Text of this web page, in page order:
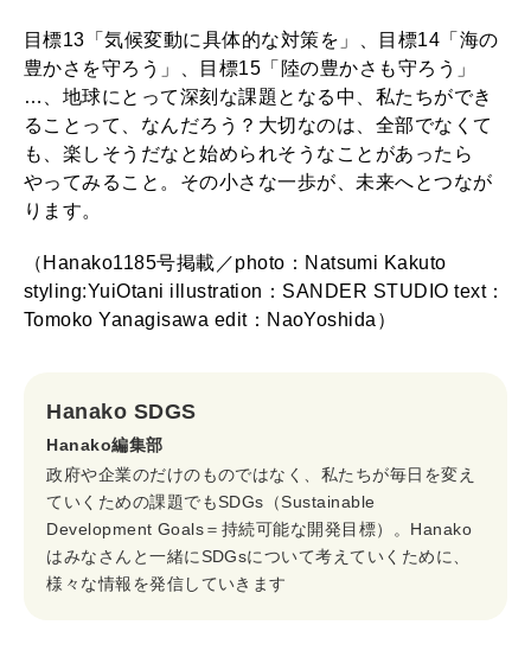
目標13「気候変動に具体的な対策を」、目標14「海の
豊かさを守ろう」、目標15「陸の豊かさも守ろう」
…、地球にとって深刻な課題となる中、私たちができ
ることって、なんだろう？大切なのは、全部でなくて
も、楽しそうだなと始められそうなことがあったら
やってみること。その小さな一歩が、未来へとつなが
ります。
（Hanako1185号掲載／photo：Natsumi Kakuto
styling:YuiOtani illustration：SANDER STUDIO text：
Tomoko Yanagisawa edit：NaoYoshida）
Hanako SDGS
Hanako編集部
政府や企業のだけのものではなく、私たちが毎日を変え
ていくための課題でもSDGs（Sustainable
Development Goals＝持続可能な開発目標）。Hanako
はみなさんと一緒にSDGsについて考えていくために、
様々な情報を発信していきます